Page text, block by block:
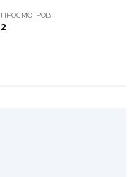
ПРОСМОТРОВ
2